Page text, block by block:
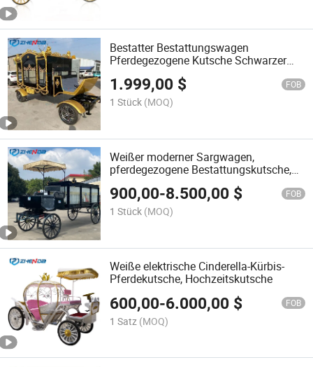
Bestatter Bestattungswagen
Pferdegezogene Kutsche Schwarzer
Pferdebestatter zu verkaufen
1.999,00 $ FOB
1 Stück (MOQ)
Weißer moderner Sargwagen,
pferdegezogene Bestattungskutsche,
900,00-8.500,00 $ FOB
1 Stück (MOQ)
Weiße elektrische Cinderella-Kürbis-
Pferdekutsche, Hochzeitskutsche
600,00-6.000,00 $ FOB
1 Satz (MOQ)